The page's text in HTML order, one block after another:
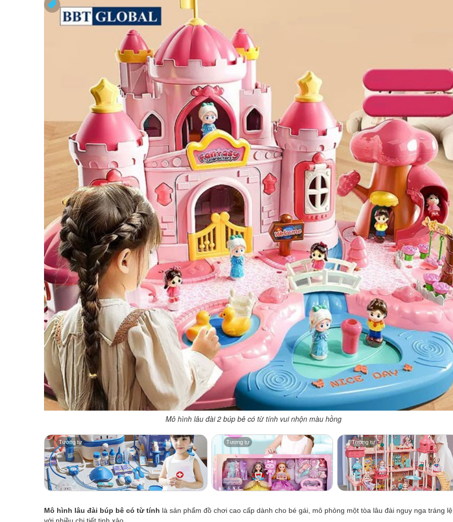
Mô hình lâu đài 2 búp bê có từ tính vui nhộn màu hồng
Tương tự Tương tự Tương tự
Mô hình lâu đài búp bê có từ tính là sản phẩm đồ chơi cao cấp dành cho bé gái, mô phỏng một tòa lâu đài nguy nga tráng lệ
với nhiều chi tiết tinh xảo.